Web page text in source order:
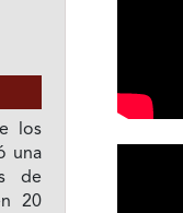
los
una
de
20